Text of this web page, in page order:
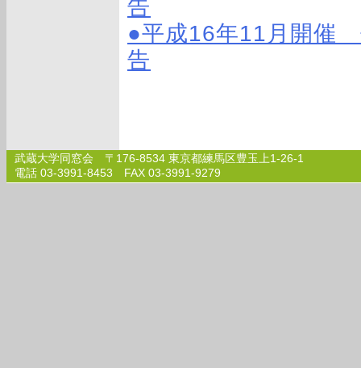
告
●平成16年11月開催
告
武蔵大学同窓会 〒176-8534 東京都練馬区豊玉上1-26-1
電話 03-3991-8453 FAX 03-3991-9279